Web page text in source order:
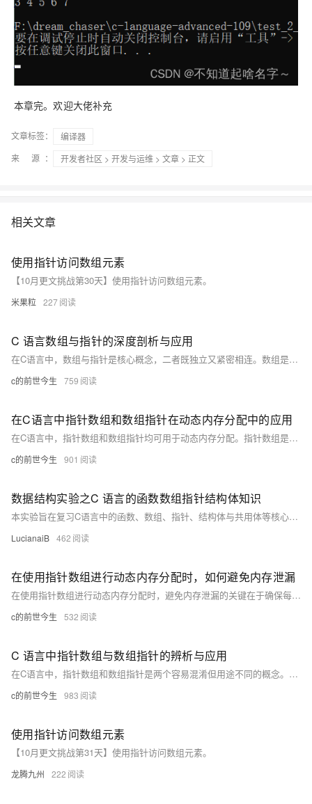
本章完。欢迎大佬补充
文章标签：
编译器
来 源：
开发者社区 > 开发与运维 > 文章 > 正文
相关文章
使用指针访问数组元素
【10月更文挑战第30天】使用指针访问数组元素。
米果粒 227
C 语言数组与指针的深度剖析与应用
在C语言中，数组与指针是核心概念，二者既独立又紧密相连。数组是在连续内存中存储相同类型数据的结构，而指针则存储内存地址，二者结合可在数据处理、函数传参等方面发挥巨大作用。掌握它们的特性和关系，对于优化程序性能、灵活处理数据结构至关重要。
c的前世今生 759
在C语言中指针数组和数组指针在动态内存分配中的应用
在C语言中，指针数组和数组指针均可用于动态内存分配。指针数组是数组的每个元素都是指针，可用于指向多个动态分配的内存块；数组指针则指向一个数组，可动态分配和管理大型数据结构。两者结合使用，灵活高效地管理内存。
c的前世今生 901
数据结构实验之C 语言的函数数组指针结构体知识
本实验旨在复习C语言中的函数、数组、指针、结构体与共用体等核心概念，并通过具体编程任务加深理解。任务包括输出100以内所有素数、逆序排列一维数组、查找二维数组中的鞍点、利用指针输出二维数组元素，以及使用结构体和共用体处理教师与学生信息。每个任务不仅强化了基本语法的应用，还涉及到了算法逻辑的设计与优化。实验结果显示，学生能够有效掌握并运用这些知识完成指定任务。
LucianaiB 462
在使用指针数组进行动态内存分配时，如何避免内存泄漏
在使用指针数组进行动态内存分配时，避免内存泄漏的关键在于确保每个分配的内存块都能被正确释放。具体做法包括：1. 分配后立即检查是否成功；2. 使用完成后及时释放内存；3. 避免重复释放同一内存地址；4. 尽量使用智能指针或容器类管理内存。
c的前世今生 532
C 语言中指针数组与数组指针的辨析与应用
在C语言中，指针数组和数组指针是两个容易混淆但用途不同的概念。指针数组是一个数组，其元素是指针类型；而数组指针是指向数组的指针。两者在声明、使用及内存布局上各有特点，正确理解它们有助于更高效地编程。
c的前世今生 983
使用指针访问数组元素
【10月更文挑战第31天】使用指针访问数组元素。
龙腾九州 222